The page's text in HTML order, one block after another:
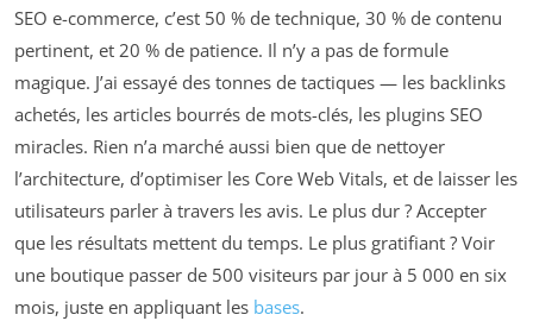
SEO e-commerce, c’est 50 % de technique, 30 % de contenu
pertinent, et 20 % de patience. Il n’y a pas de formule
magique. J’ai essayé des tonnes de tactiques — les backlinks
achetés, les articles bourrés de mots-clés, les plugins SEO
miracles. Rien n’a marché aussi bien que de nettoyer
l’architecture, d’optimiser les Core Web Vitals, et de laisser les
utilisateurs parler à travers les avis. Le plus dur ? Accepter
que les résultats mettent du temps. Le plus gratifiant ? Voir
une boutique passer de 500 visiteurs par jour à 5 000 en six
mois, juste en appliquant les bases.